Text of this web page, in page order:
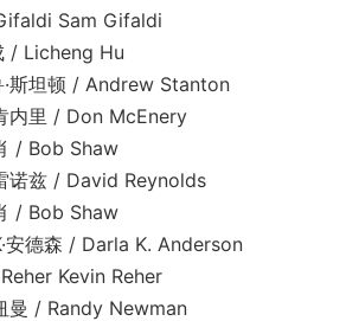
Sam Gifaldi
Hu
顿 / Andrew Stanton
Don McEnery
Shaw
David Reynolds
Shaw
德森 / Darla K. Anderson
Kevin Reher
/ Randy Newman